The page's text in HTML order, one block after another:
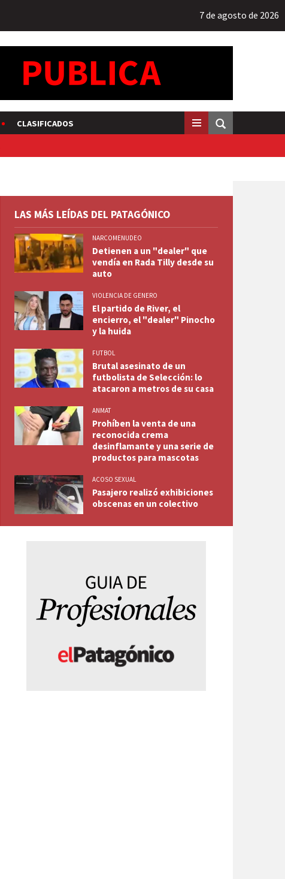
7 de agosto de 2026
CLASIFICADOS
LAS MÁS LEÍDAS DEL PATAGÓNICO
NARCOMENUDEO
Detienen a un "dealer" que
vendía en Rada Tilly desde su
auto
VIOLENCIA DE GENERO
El partido de River, el
encierro, el "dealer" Pinocho
y la huida
FUTBOL
Brutal asesinato de un
futbolista de Selección: lo
atacaron a metros de su casa
ANMAT
Prohíben la venta de una
reconocida crema
desinflamante y una serie de
productos para mascotas
ACOSO SEXUAL
Pasajero realizó exhibiciones
obscenas en un colectivo